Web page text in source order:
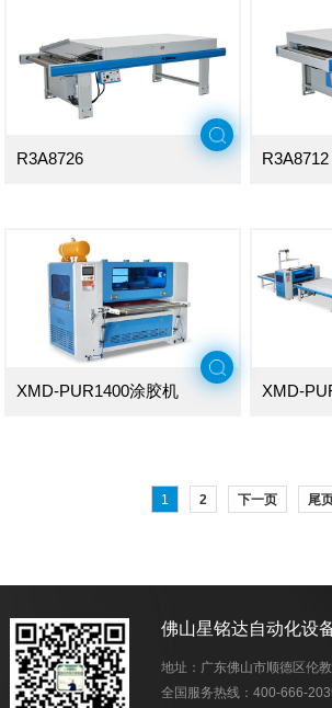
R3A8726 R3A8712
XMD-PUR1400涂胶机
XMD-
1 2 下一页 尾
佛山星铭达自动化设
地址：广东佛山市顺德区伦
全国服务热线： 400-666-